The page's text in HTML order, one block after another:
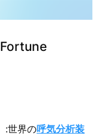
:世界の呼気分析装